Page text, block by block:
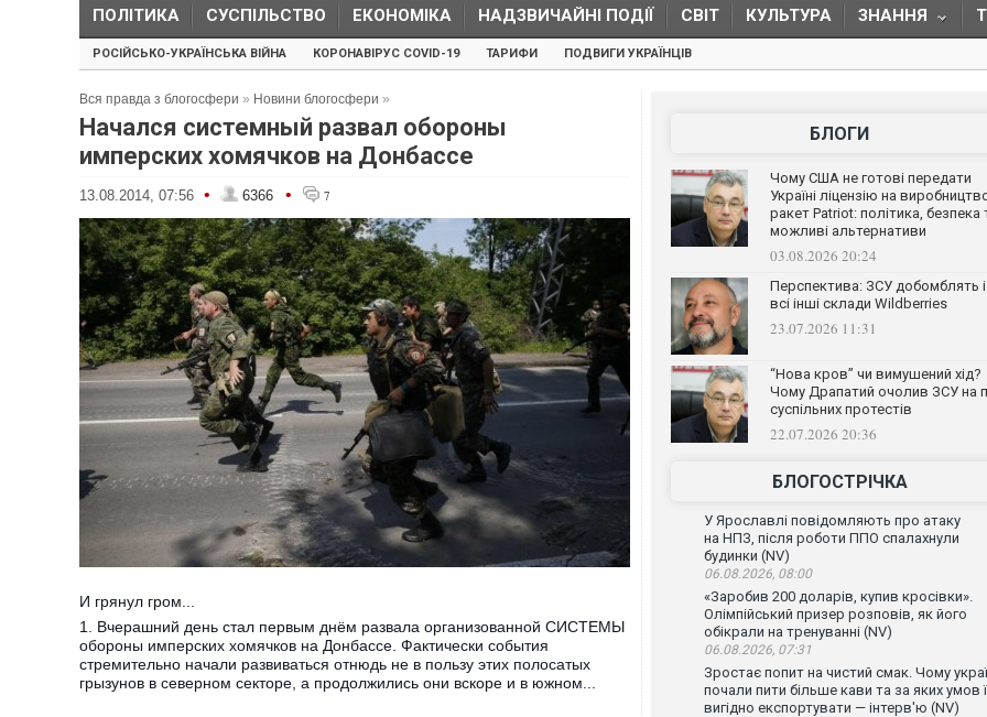
ПОЛІТИКА СУСПІЛЬСТВО ЕКОНОМІКА НАДЗВИЧАЙНІ ПОДІЇ СВІТ КУЛЬТУРА ЗНАННЯ
РОСІЙСЬКО-УКРАЇНСЬКА ВІЙНА КОРОНАВІРУС COVID-19 ТАРИФИ ПОДВИГИ УКРАЇНЦІВ
Вся правда з блогосфери » Новини блогосфери »
Начался системный развал обороны
имперских хомячков на Донбассе
13.08.2014, 07:56 • 6366 • 7
И грянул гром...
1. Вчерашний день стал первым днём развала организованной СИСТЕМЫ
обороны имперских хомячков на Донбассе. Фактически события
стремительно начали развиваться отнюдь не в пользу этих полосатых
грызунов в северном секторе, а продолжились они вскоре и в южном...
БЛОГИ
Чому США не готові передати
Україні ліцензію на
ракет Patriot: політика, безпека
можливі альтернативи
03.08.2026 20:24
Перспектива: ЗСУ добомблять і
всі інші склади Wildberries
23.07.2026 11:31
“Нова кров” чи вимушений хід?
Чому Драпатий очолив ЗСУ на
суспільних протестів
22.07.2026 20:36
БЛОГОСТРІЧКА
У Ярославлі повідомляють про атаку
на НПЗ, після роботи ППО спалахнули
будинки (NV)
06.08.2026, 08:00
«Заробив 200 доларів, купив кросівки».
Олімпійський призер розповів, як його
обікрали на тренуванні (NV)
06.08.2026, 07:31
Зростає попит на чистий смак. Чому
почали пити більше кави та за яких умов
вигідно експортувати — інтерв'ю (NV)